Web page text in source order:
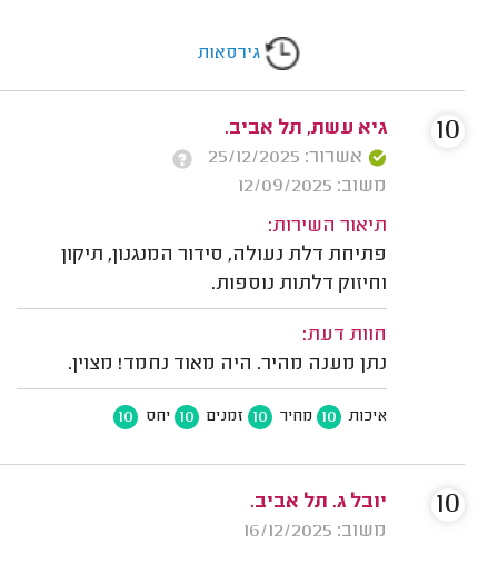
גירסאות
גיא עשת, תל אביב.
אשרור: 25/12/2025
משוב: 12/09/2025
תיאור השירות:
פתיחת דלת נעולה, סידור המנגנון, תיקון
וחיזוק דלתות נוספות.
חוות דעת:
נתן מענה מהיר. היה מאוד נחמד! מצוין.
איכות 10 מחיר 10 זמנים 10 יחס 10
10
יובל ג. תל אביב.
משוב: 16/12/2025
10